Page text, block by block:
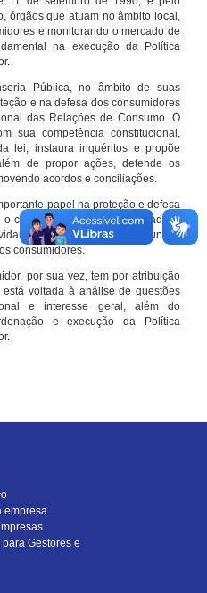
órgãos que atuam no âmbito local,
e monitorando o mercado de
na execução da Política
Pública, no âmbito de suas
e na defesa dos consumidores
das Relações de Consumo. O
sua competência constitucional,
lei, instaura inquéritos e propõe
de propor ações, defende os
acordos e conciliações.
papel na proteção e defesa
conjunto organizado de cidadãos
registrada e com função
consumidores.
por sua vez, tem por atribuição
voltada à análise de questões
e interesse geral, além do
e execução da Política
empresa
Gestores e